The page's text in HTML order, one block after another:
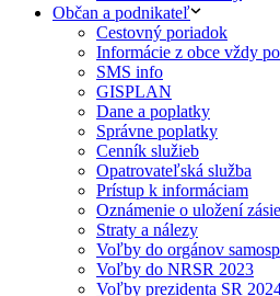
Občan a podnikateľ
Cestovný poriadok
Informácie z obce vždy
SMS info
GISPLAN
Dane a poplatky
Správne poplatky
Cenník služieb
Opatrovateľská služba
Prístup k informáciam
Oznámenie o uložení
Straty a nálezy
Voľby do orgánov
Voľby do NRSR 2023
Voľby prezidenta SR